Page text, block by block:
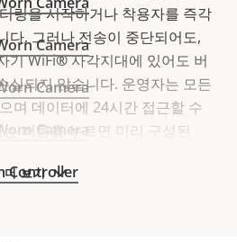
링을 시작하거나 착용자를 즉각
다. 그러나 전송이 중단되어도,
기 WiFi®사각지대에 있어도 버
실되지 않습니다. 운영자는 모든
며 데이터에 24시간 접근할 수
버튼을 누르면 미리 구성된
더 보기
Camera
Camera
Camera
Controller